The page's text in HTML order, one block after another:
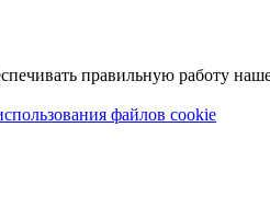
правильную работу
файлов cookie